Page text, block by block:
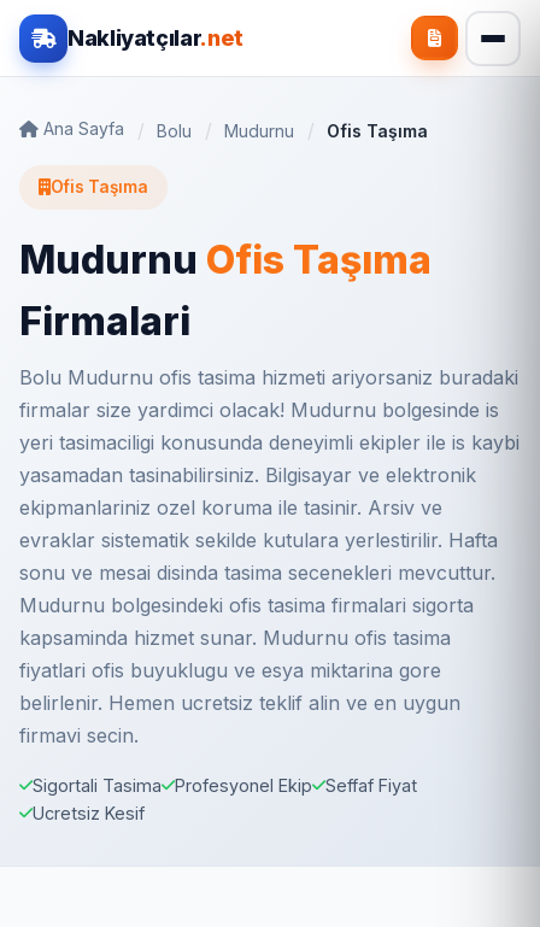
Nakliyatçılar.net
Ana Sayfa Bolu Mudurnu Ofis Taşıma
Ofis Taşıma
Mudurnu Ofis Taşıma
Firmalari
Bolu Mudurnu ofis tasima hizmeti ariyorsaniz buradaki
firmalar size yardimci olacak! Mudurnu bolgesinde is
yeri tasimaciligi konusunda deneyimli ekipler ile is kaybi
yasamadan tasinabilirsiniz. Bilgisayar ve elektronik
ekipmanlariniz ozel koruma ile tasinir. Arsiv ve
evraklar sistematik sekilde kutulara yerlestirilir. Hafta
sonu ve mesai disinda tasima secenekleri mevcuttur.
Mudurnu bolgesindeki ofis tasima firmalari sigorta
kapsaminda hizmet sunar. Mudurnu ofis tasima
fiyatlari ofis buyuklugu ve esya miktarina gore
belirlenir. Hemen ucretsiz teklif alin ve en uygun
firmavi secin.
Sigortali Tasima Profesyonel Ekip
Seffaf Fiyat
Ucretsiz Kesif